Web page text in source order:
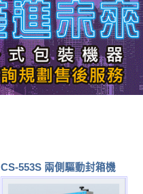
CS-553S 兩側驅動封箱機